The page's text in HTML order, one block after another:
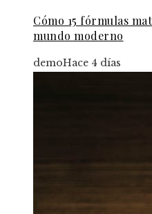
Cómo 15 fórmulas
mundo moderno
demoHace 4 días